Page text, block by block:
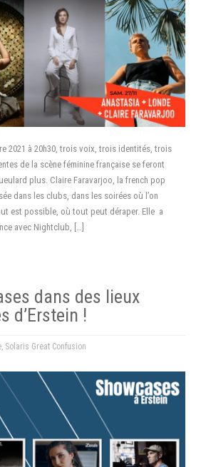
2021 à 20h30, trois voix, trois identités, trois
de la scène féminine française se feront
plus. Claire Faravarjoo, la french pop
dans les clubs, dans les soirées où l’on
est possible, où tout peut déraper. Elle a
avec Nightclub, […]
dans des lieux
d’Erstein !
, Solaris Great Confusion